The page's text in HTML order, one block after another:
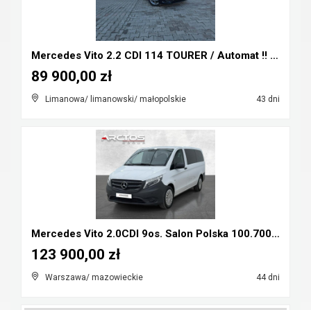
Mercedes Vito 2.2 CDI 114 TOURER / Automat !! Extr...
Limanowa/ limanowski/ małopolskie 43 dni
89 900,00 zł
Mercedes Vito 2.0CDI 9os. Salon Polska 100.700nett...
Warszawa/ mazowieckie 44 dni
123 900,00 zł